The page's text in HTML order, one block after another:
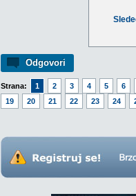
Odgovori
Strana: 1 2 3 4 5 6
19
20 21 22 23 24